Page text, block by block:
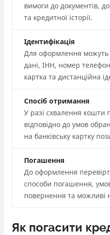
вимоги до документів,
та кредитної історії.
Ідентифікація
Для оформлення можуть
дані, ІНН, номер
картка та дистанційна
Спосіб отримання
У разі схвалення кошти
відповідно до умов
на банківську картку
Погашення
До оформлення
способи погашення,
повернення та можливі
Як погасити